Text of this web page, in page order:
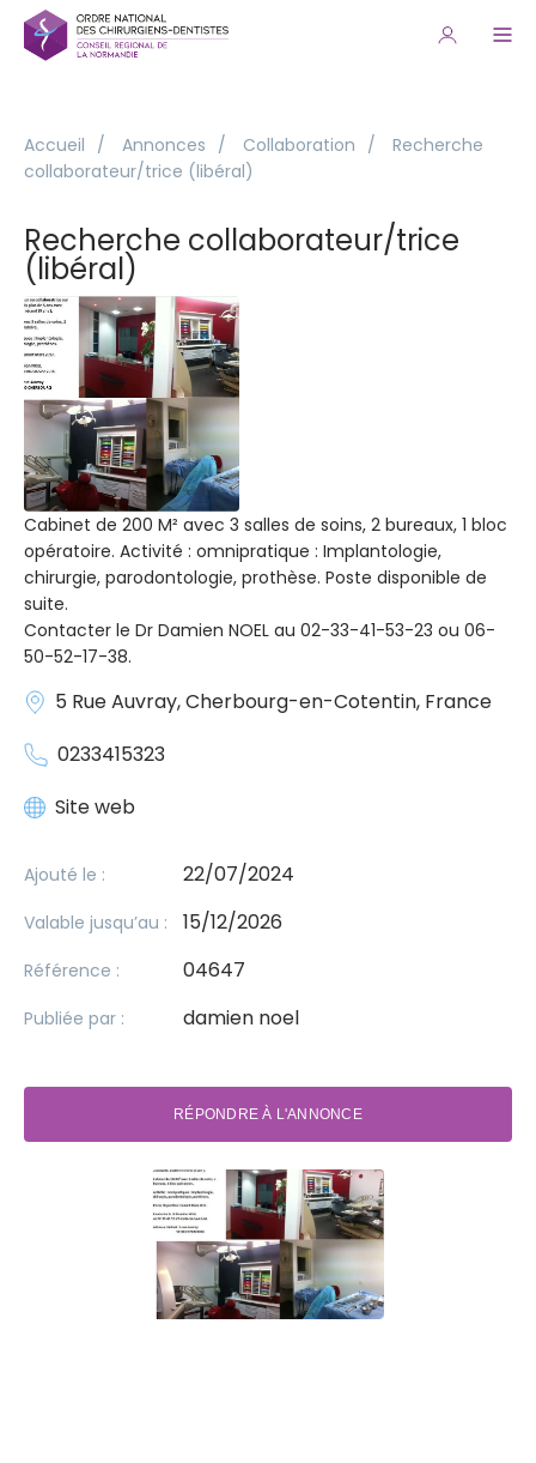
Accueil / Annonces / Collaboration /
Recherche
collaborateur/trice (libéral)
Recherche collaborateur/trice
(libéral)
Cabinet de 200 M² avec 3 salles de soins, 2 bureaux, 1 bloc
opératoire. Activité : omnipratique : Implantologie,
chirurgie, parodontologie, prothèse. Poste disponible de
suite.
Contacter le Dr Damien NOEL au 02-33-41-53-23 ou 06-
50-52-17-38.
RÉPONDRE À L'ANNONCE
5 Rue Auvray, Cherbourg-en-Cotentin, France
0233415323
Site web
Ajouté le : 22/07/2024
Valable jusqu’au : 15/12/2026
Référence : 04647
Publiée par : damien noel